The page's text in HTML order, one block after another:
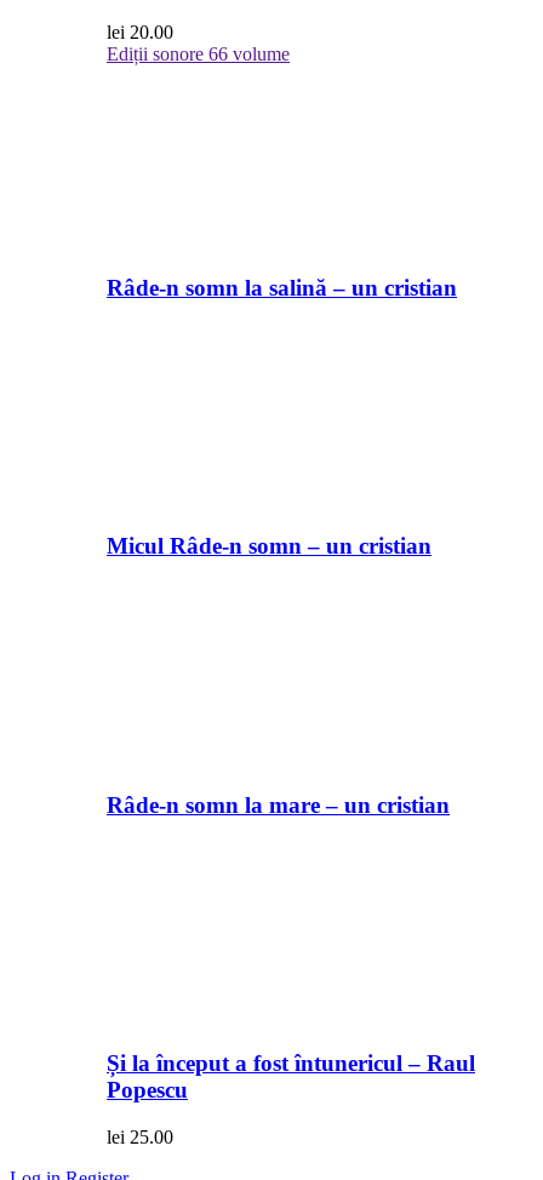
lei 20.00
Ediții sonore 66 volume
Râde-n somn la salină – un cristian
Micul Râde-n somn – un cristian
Râde-n somn la mare – un cristian
Și la început a fost întunericul – Raul
Popescu
lei 25.00